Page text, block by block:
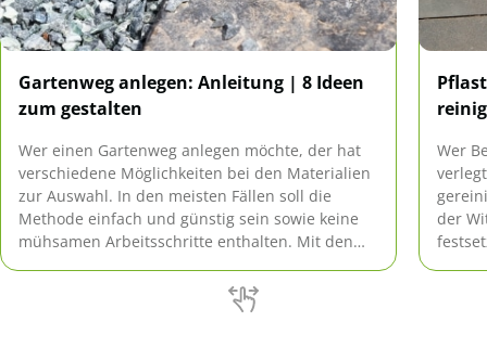
Gartenweg anlegen: Anleitung | 8 Ideen
zum gestalten
Wer einen Gartenweg anlegen möchte, der hat
verschiedene Möglichkeiten bei den Materialien
zur Auswahl. In den meisten Fällen soll die
Methode einfach und günstig sein sowie keine
mühsamen Arbeitsschritte enthalten. Mit den
ein Netz an Wegen ausbauen.
Wer
der